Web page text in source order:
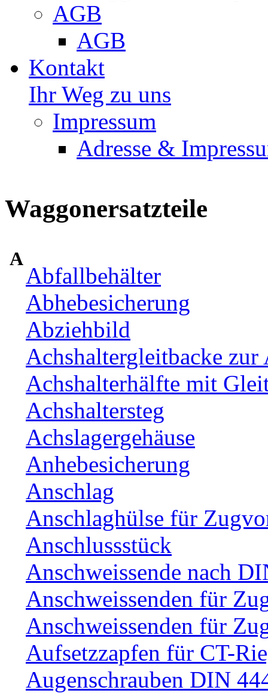
AGB
AGB
Kontakt
Ihr Weg zu uns
Impressum
Adresse &
Waggonersatzteile
A
Abfallbehälter
Abhebesicherung
Abziehbild
Achshaltergleitbacke zur
Achshalterhälfte mit
Achshaltersteg
Achslagergehäuse
Anhebesicherung
Anschlag
Anschlaghülse für
Anschlussstück
Anschweissende nach
Anschweissenden für
Anschweissenden für
Aufsetzzapfen für CT-
Augenschrauben DIN